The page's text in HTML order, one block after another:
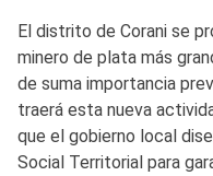
El distrito de Corani se
minero de plata más
de suma importancia
traerá esta nueva
que el gobierno local
Social Territorial para